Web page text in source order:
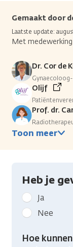
Gemaakt door
Laatste update:
Met
Dr. Cor de
Olijf
Prof. dr.
Toon meer
Heb je
Geef
kanker.nl
feedback:
Heb
Ja
Nee
Hoe